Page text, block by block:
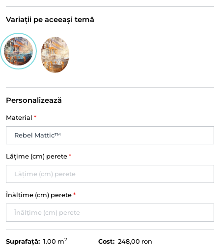
Variații pe aceeași temă
Personalizează
Material *
Lățime (cm) perete *
Înălțime (cm) perete *
Suprafață: 1.00 m2 Cost: 248,00 ron